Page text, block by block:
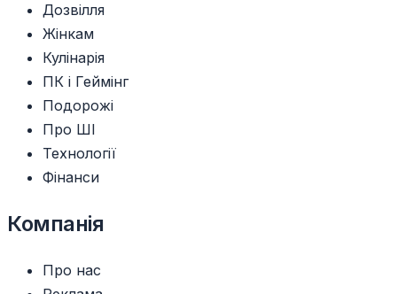
Дозвілля
Жінкам
Кулінарія
ПК і Геймінг
Подорожі
Про ШІ
Технології
Фінанси
Компанія
Про нас